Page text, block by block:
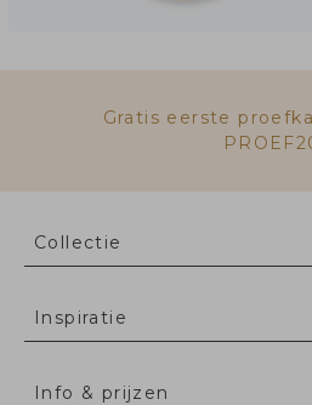
Gratis eerste
Collectie
Inspiratie
Info & prijzen